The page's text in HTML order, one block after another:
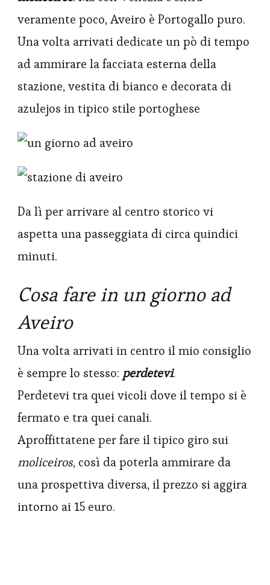
veramente poco, Aveiro è Portogallo puro.
Una volta arrivati dedicate un pò di tempo
ad ammirare la facciata esterna della
stazione, vestita di bianco e decorata di
azulejos in tipico stile portoghese
Da lì per arrivare al centro storico vi
aspetta una passeggiata di circa quindici
minuti.
Cosa fare in un giorno ad
Aveiro
Una volta arrivati in centro il mio consiglio
è sempre lo stesso: perdetevi.
Perdetevi tra quei vicoli dove il tempo si è
fermato e tra quei canali.
Aproffittatene per fare il tipico giro sui
moliceiros, così da poterla ammirare da
una prospettiva diversa, il prezzo si aggira
intorno ai 15 euro.